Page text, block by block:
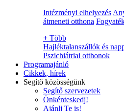
Intézményi elhelyezés
átmeneti otthona
+ Több
Hajléktalanszállók és
Pszichiátriai otthonok
Programajánló
Cikkek, hírek
Segítő közösségünk
Segítő szervezetek
Önkénteskedj!
Ajánlj Te is!